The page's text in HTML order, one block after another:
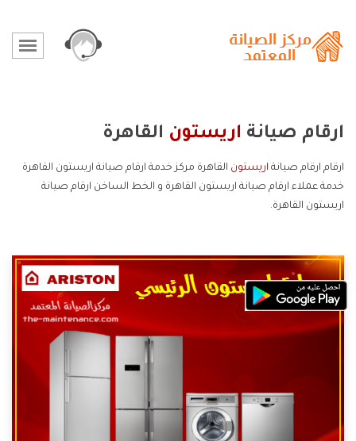
ارقام صيانة اريستون القاهرة
ارقام ارقام صيانة اريستون القاهرة مركز خدمة ارقام صيانة اريستون القاهرة
خدمة عملاء ارقام صيانة اريستون القاهرة و الخط الساخن ارقام صيانة
اريستون القاهرة.